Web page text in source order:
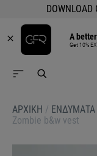
DOWNLOAD
A
Get 10%
ΑΡΧΙΚΉ / ΕΝΔΥΜΑΤΑ
Zombie b&w vest